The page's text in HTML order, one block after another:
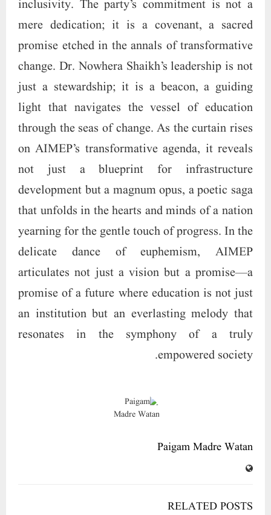
inclusivity. The party’s commitment is not a
mere dedication; it is a covenant, a sacred
promise etched in the annals of transformative
change. Dr. Nowhera Shaikh’s leadership is not
just a stewardship; it is a beacon, a guiding
light that navigates the vessel of education
through the seas of change. As the curtain rises
on AIMEP’s transformative agenda, it reveals
not just a blueprint for infrastructure
development but a magnum opus, a poetic saga
that unfolds in the hearts and minds of a nation
yearning for the gentle touch of progress. In the
delicate dance of euphemism, AIMEP
articulates not just a vision but a promise—a
promise of a future where education is not just
an institution but an everlasting melody that
resonates in the symphony of a truly
empowered society.
Paigam Madre Watan
RELATED POSTS